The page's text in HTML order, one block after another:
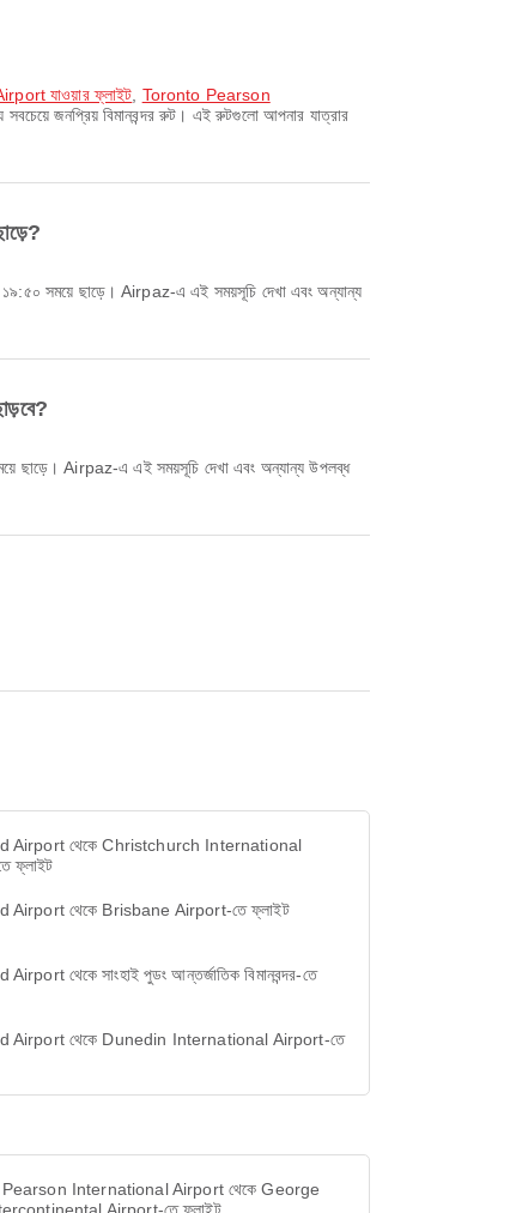
যাওয়ার ফ্লাইট Toronto Pearson
জনপ্রিয় বিমানবন্দর রুট। এই রুটগুলো আপনার যাত্রার
Airport থেকে Christchurch International
ফ্লাইট
Airport থেকে Brisbane Airport-তে ফ্লাইট
থেকে সাংহাই পুডং আন্তর্জাতিক বিমানবন্দর-তে
Airport থেকে Dunedin International Airport-তে
International Airport থেকে George